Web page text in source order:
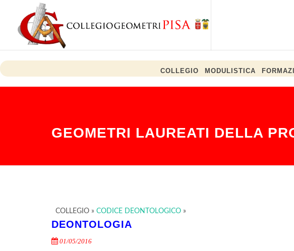
COLLEGIO MODULISTICA
GEOMETRI LAUREATI DELLA
COLLEGIO » CODICE DEONTOLOGICO »
DEONTOLOGIA
01/05/2016